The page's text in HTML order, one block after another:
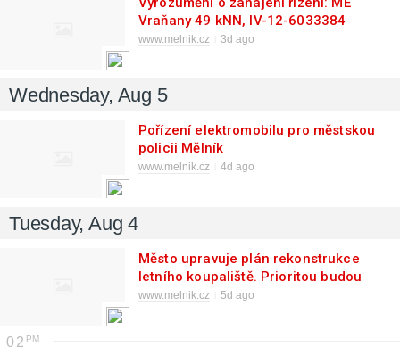
Vraňany 49 kNN, IV-12-6033384
www.melnik.cz 3d ago
Wednesday, Aug 5
Pořízení elektromobilu pro městskou
policii Mělník
www.melnik.cz 4d ago
Tuesday, Aug 4
Město upravuje plán rekonstrukce
letního koupaliště. Prioritou budou
nové bazénové vany a technologie
www.melnik.cz 5d ago
02